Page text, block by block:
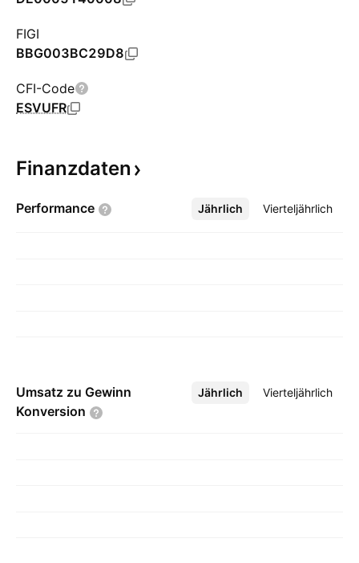
FIGI
BBG003BC29D8
CFI-Code
ESVUFR
Finanzdaten
Performance Jährlich Vierteljährlich
Mehr
Umsatz zu Gewinn
Konversion
Jährlich Vierteljährlich
Mehr